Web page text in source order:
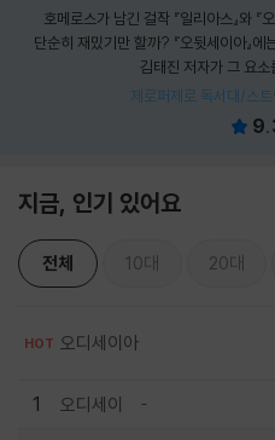
호메로스가 남긴 걸작 『일리아스』와 『오뒷세이아』. 『오뒷세
단순히 재밌기만 할까? 『오뒷세이아』
김태진 저자가 그 요소
제로퍼제로 독서대/스
지금, 인기 있어요
전체 10대 20대
HOT 오디세이아
1 오디세이